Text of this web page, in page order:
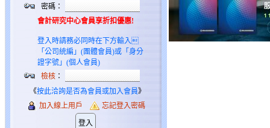
密碼：
會計研究中心會員享折扣優惠!
登入時請務必同時在下方輸入
「公司統編」(團體會員)或「身分
證字號」(個人會員)
檢核：
《按此洽詢是否為會員或加入會員》
加入線上用戶
忘記登入密碼